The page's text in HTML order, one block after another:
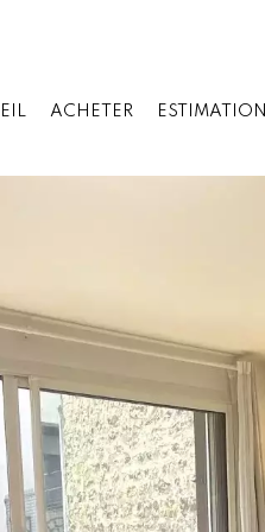
ACHETER ESTIMATION